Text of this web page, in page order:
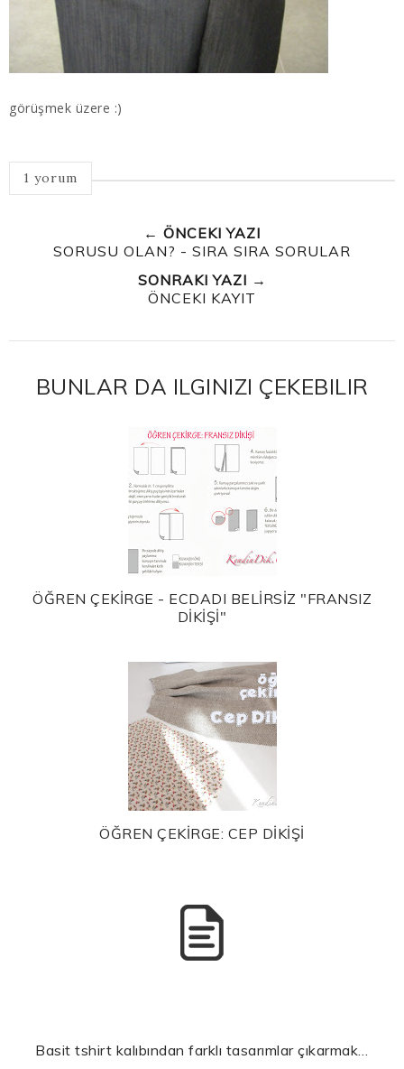
görüşmek üzere :)
1 yorum
← ÖNCEKI YAZI
SORUSU OLAN? - SIRA SIRA SORULAR
SONRAKI YAZI →
ÖNCEKI KAYIT
BUNLAR DA ILGINIZI ÇEKEBILIR
ÖĞREN ÇEKİRGE - ECDADI BELİRSİZ "FRANSIZ
DİKİŞİ"
ÖĞREN ÇEKİRGE: CEP DİKİŞİ
Basit tshirt kalıbından farklı tasarımlar çıkarmak…